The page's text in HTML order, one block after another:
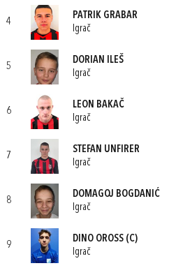
4
PATRIK GRABAR
Igrač
5
DORIAN ILEŠ
Igrač
6
LEON BAKAČ
Igrač
7
STEFAN UNFIRER
Igrač
8
DOMAGOJ BOGDANIĆ
Igrač
9
DINO OROSS (C)
Igrač